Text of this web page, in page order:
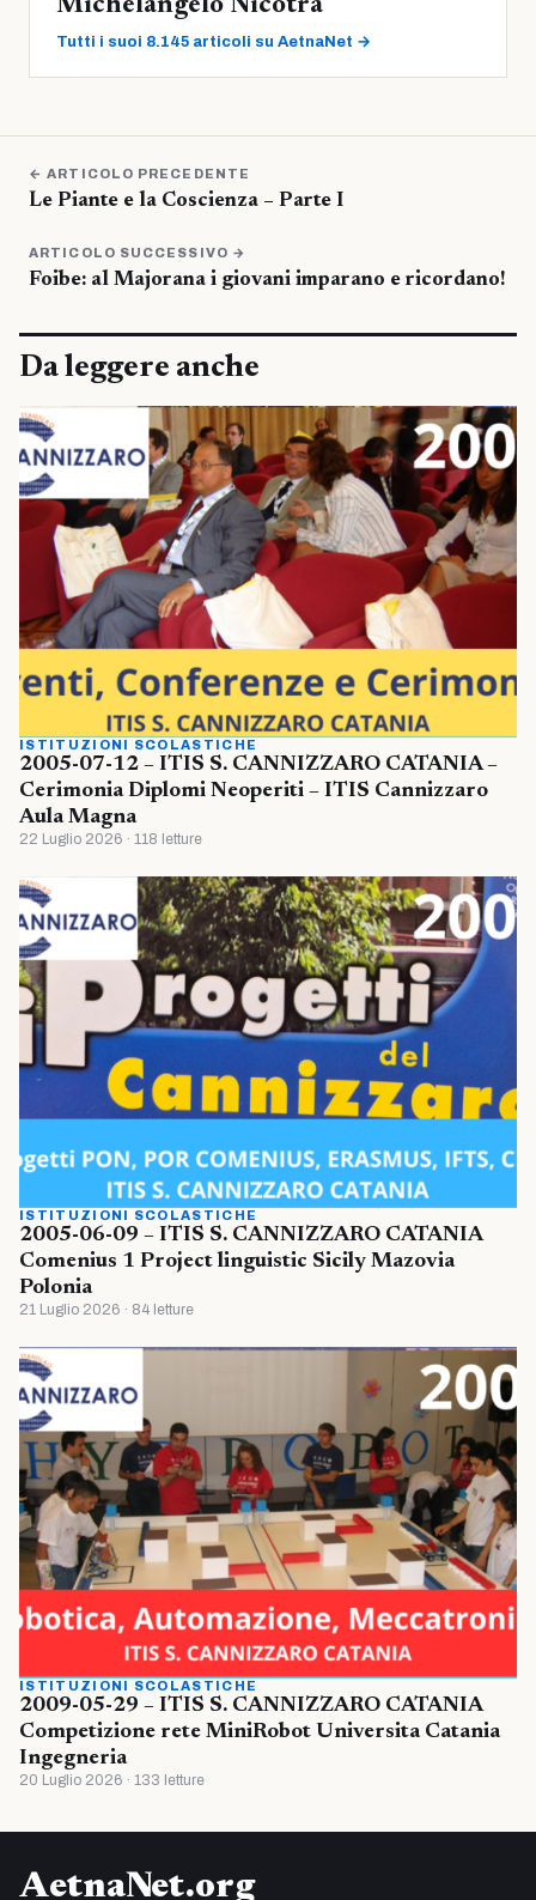
Michelangelo Nicotra
Tutti i suoi 8.145 articoli su AetnaNet →
← ARTICOLO PRECEDENTE
Le Piante e la Coscienza – Parte I
ARTICOLO SUCCESSIVO →
Foibe: al Majorana i giovani imparano e ricordano!
Da leggere anche
ISTITUZIONI SCOLASTICHE
2005-07-12 – ITIS S. CANNIZZARO CATANIA –
Cerimonia Diplomi Neoperiti – ITIS Cannizzaro
Aula Magna
22 Luglio 2026 · 118 letture
ISTITUZIONI SCOLASTICHE
2005-06-09 – ITIS S. CANNIZZARO CATANIA
Comenius 1 Project linguistic Sicily Mazovia
Polonia
21 Luglio 2026 · 84 letture
ISTITUZIONI SCOLASTICHE
2009-05-29 – ITIS S. CANNIZZARO CATANIA
Competizione rete MiniRobot Universita Catania
Ingegneria
20 Luglio 2026 · 133 letture
AetnaNet.org